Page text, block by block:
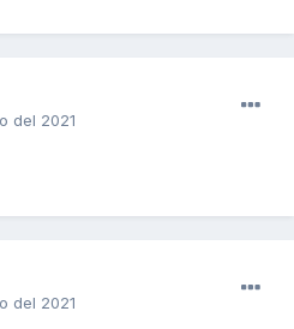
del 2021
del 2021